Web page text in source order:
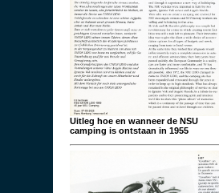
Uitleg hoe en wanneer de NSU
camping is ontstaan in 1955